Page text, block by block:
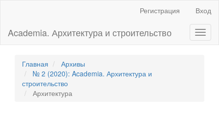
Основное
содержимое
панель
Регистрация Вход
Academia. Архитектура и строительство
Главная
Архивы
№ 2 (2020): Academia. Архитектура и
строительство
Архитектура